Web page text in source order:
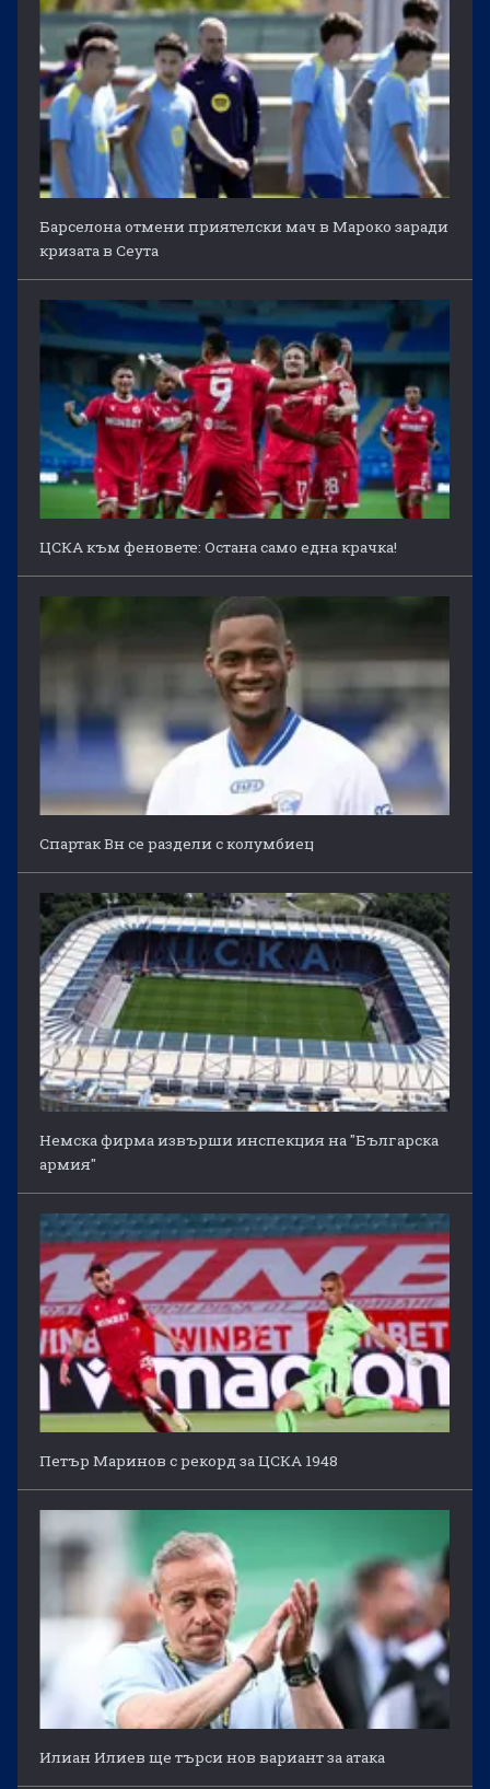
Барселона отмени приятелски мач в Мароко заради
кризата в Сеута
ЦСКА към феновете: Остана само една крачка!
Спартак Вн се раздели с колумбиец
Немска фирма извърши инспекция на "Българска
армия"
Петър Маринов с рекорд за ЦСКА 1948
Илиан Илиев ще търси нов вариант за атака